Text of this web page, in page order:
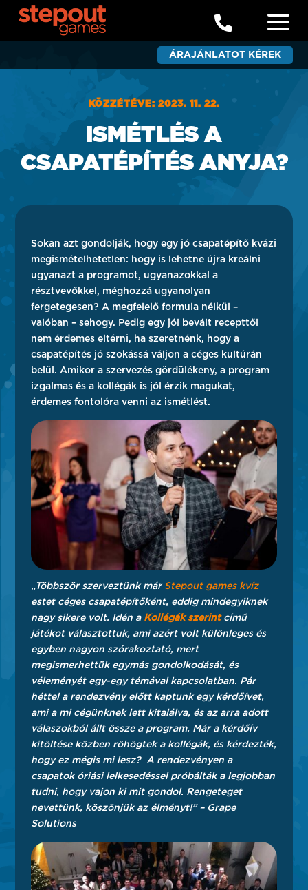

ÁRAJÁNLATOT KÉREK
KÖZZÉTÉVE: 2023. 11. 22.
ISMÉTLÉS A
CSAPATÉPÍTÉS ANYJA?
Sokan azt gondolják, hogy egy jó csapatépítő kvázi
megismételhetetlen: hogy is lehetne újra kreálni
ugyanazt a programot, ugyanazokkal a
résztvevőkkel, méghozzá ugyanolyan
fergetegesen? A megfelelő formula nélkül –
valóban – sehogy. Pedig egy jól bevált recepttől
nem érdemes eltérni, ha szeretnénk, hogy a
csapatépítés jó szokássá váljon a céges kultúrán
belül. Amikor a szervezés gördülékeny, a program
izgalmas és a kollégák is jól érzik magukat,
érdemes fontolóra venni az ismétlést.
„Többször szerveztünk már Stepout games kvíz
estet céges csapatépítőként, eddig mindegyiknek
nagy sikere volt. Idén a Kollégák szerint című
játékot választottuk, ami azért volt különleges és
egyben nagyon szórakoztató, mert
megismerhettük egymás gondolkodását, és
véleményét egy-egy témával kapcsolatban. Pár
héttel a rendezvény előtt kaptunk egy kérdőívet,
ami a mi cégünknek lett kitalálva, és az arra adott
válaszokból állt össze a program. Már a kérdőív
kitöltése közben röhögtek a kollégák, és kérdezték,
hogy ez mégis mi lesz? A rendezvényen a
csapatok óriási lelkesedéssel próbálták a legjobban
tudni, hogy vajon ki mit gondol. Rengeteget
nevettünk, köszönjük az élményt!” – Grape
Solutions